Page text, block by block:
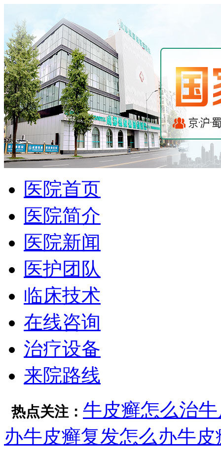
医院首页
医院简介
医院新闻
医护团队
临床技术
在线咨询
治疗设备
来院路线
热点关注： 牛皮癣怎么治
办牛皮癣复发怎么办牛皮